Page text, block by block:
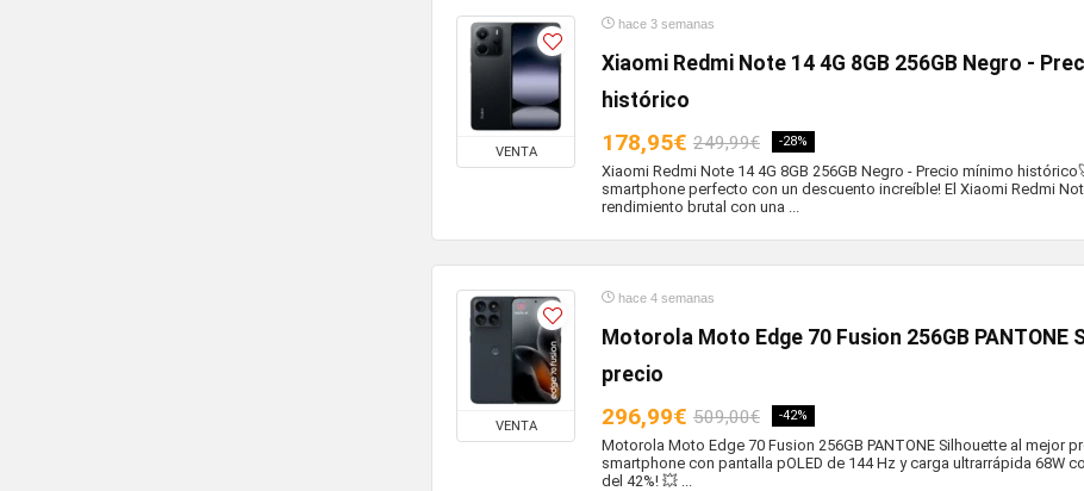
VENTA
hace 3 semanas
Xiaomi Redmi Note 14 4G 8GB 256GB Negro -
histórico
178,95€ 249,99€ -28%
Xiaomi Redmi Note 14 4G 8GB 256GB Negro - Precio mínimo
smartphone perfecto con un descuento increíble! El Xiaomi Redmi
rendimiento brutal con una ...
VENTA
hace 4 semanas
Motorola Moto Edge 70 Fusion 256GB PANTONE
precio
296,99€ 509,00€ -42%
Motorola Moto Edge 70 Fusion 256GB PANTONE Silhouette al mejor
smartphone con pantalla pOLED de 144 Hz y carga ultrarrápida 68W
del 42%! 💥 ...